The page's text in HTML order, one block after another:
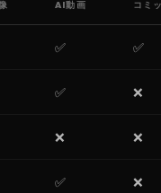
AI動画 コミ
✅ ✅
✅ ❌
❌ ❌
✅ ❌